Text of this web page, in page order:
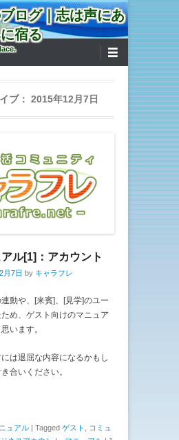
ログ｜志は声にあ
宿る
ブ： 2015年12月7日
ル[1]：アカウント
月7日 by キャラフレ
動や、[来賓]、[見学]のユー
め、ゲスト向けのマニュア
います。
は退屈な内容になるかもし
合いください。
ュアル | Tagged ゲスト
コミュ